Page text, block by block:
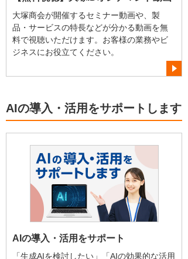
大塚商会が開催するセミナー動画や、製
品・サービスの特長などが分かる動画を無
料で視聴いただけます。お客様の業務やビ
ジネスにお役立てください。
AIの導入・活用をサポートします
AIの導入・活用をサポート
「生成AIを検討したい」「AIの効果的な活用